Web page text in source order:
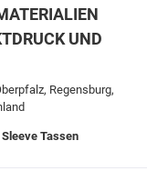
UND
Regensburg,
Tassen